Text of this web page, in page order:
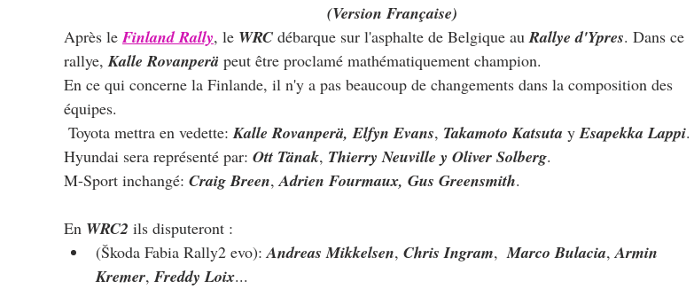
(Version Française)
Après le Finland Rally, le WRC débarque sur l'asphalte de Belgique au Rallye d'Ypres. Dans ce
rallye, Kalle Rovanperä peut être proclamé mathématiquement champion.
En ce qui concerne la Finlande, il n'y a pas beaucoup de changements dans la composition des
équipes.
Toyota mettra en vedette: Kalle Rovanperä, Elfyn Evans, Takamoto Katsuta y Esapekka Lappi.
Hyundai sera représenté par: Ott Tänak, Thierry Neuville y Oliver Solberg.
M-Sport inchangé: Craig Breen, Adrien Fourmaux, Gus Greensmith.
En WRC2 ils disputeront :
(Škoda Fabia Rally2 evo): Andreas Mikkelsen, Chris Ingram, Marco Bulacia, Armin
Kremer, Freddy Loix...